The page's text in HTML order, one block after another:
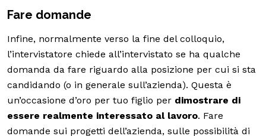
Fare domande
Infine, normalmente verso la fine del colloquio,
l’intervistatore chiede all’intervistato se ha qualche
domanda da fare riguardo alla posizione per cui si sta
candidando (o in generale sull’azienda). Questa è
un’occasione d’oro per tuo figlio per dimostrare di
essere realmente interessato al lavoro. Fare
domande sui progetti dell’azienda, sulle possibilità di